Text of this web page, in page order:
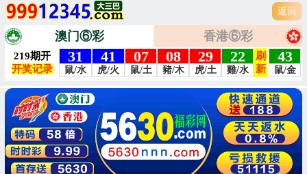
返回
澳门⑥彩 香港⑥彩